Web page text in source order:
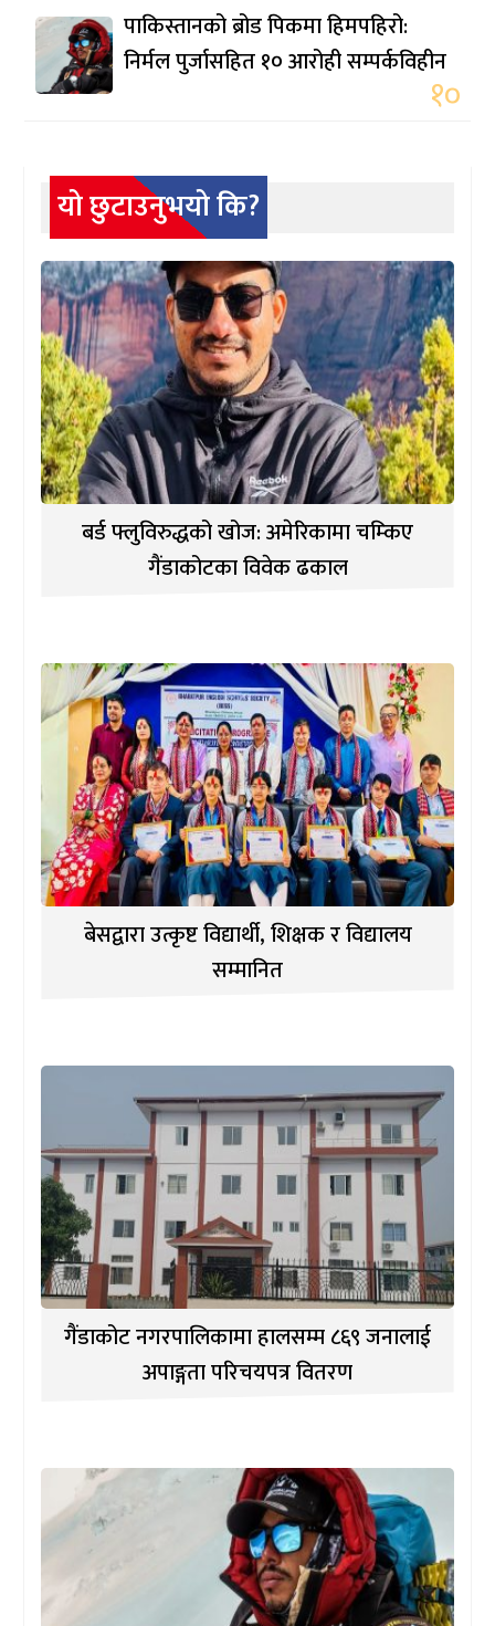
पाकिस्तानको ब्रोड पिकमा हिमपहिरो:
निर्मल पुर्जासहित १० आरोही सम्पर्कविहीन
१०
यो छुटाउनुभयो कि?
बर्ड फ्लुविरुद्धको खोज: अमेरिकामा चम्किए
गैंडाकोटका विवेक ढकाल
बेसद्वारा उत्कृष्ट विद्यार्थी, शिक्षक र विद्यालय
सम्मानित
गैंडाकोट नगरपालिकामा हालसम्म ८६९ जनालाई
अपाङ्गता परिचयपत्र वितरण